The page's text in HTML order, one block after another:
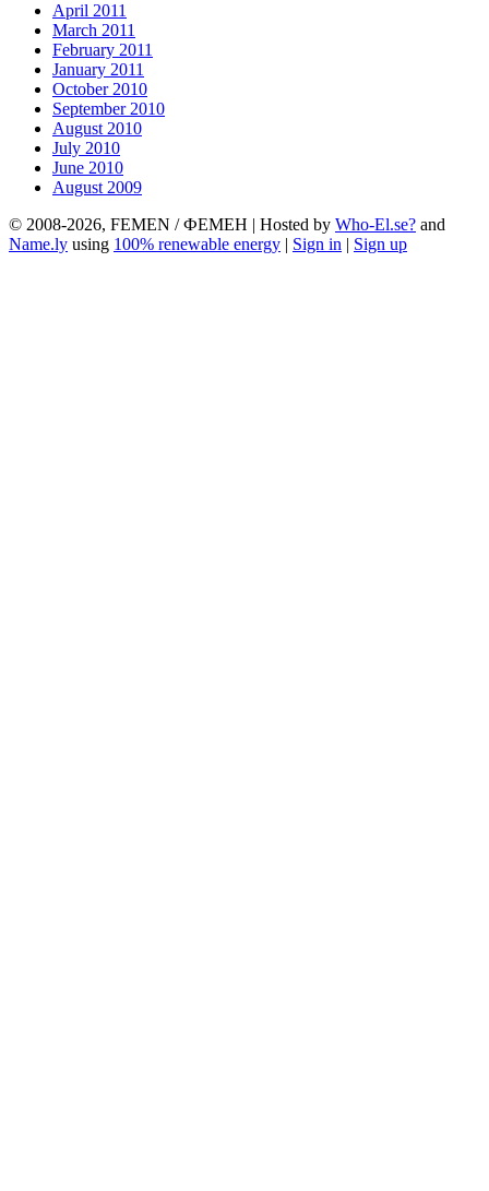
April 2011
March 2011
February 2011
January 2011
October 2010
September 2010
August 2010
July 2010
June 2010
August 2009
© 2008-2026, FEMEN / ФЕМЕН | Hosted by Who-El.se? and
Name.ly using 100% renewable energy | Sign in | Sign up